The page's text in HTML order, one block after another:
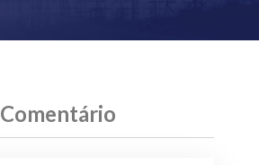
Comentário